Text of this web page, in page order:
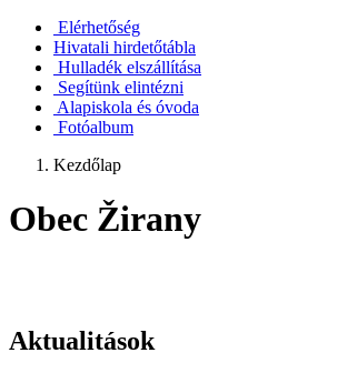
Elérhetőség
Hivatali hirdetőtábla
Hulladék elszállítása
Segítünk elintézni
Alapiskola és óvoda
Fotóalbum
Kezdőlap
Obec Žirany
Aktualitások